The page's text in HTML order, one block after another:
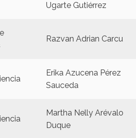
Ugarte Gutiérrez
Razvan Adrian Carcu
Erika Azucena Pérez
Sauceda
Martha Nelly Arévalo
Duque